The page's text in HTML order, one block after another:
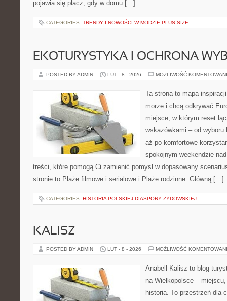
pojawia się płacz, gdy w domu […]
CATEGORIES: TRENDY I NOWOŚCI W MODZIE PLUS SIZE
EKOTURYSTYKA I OCHRONA
POSTED BY ADMIN LUT - 8 - 2026 MOŻLIWOŚĆ
Ta strona to mapa
morze i chcą odkrywać
miejsce, w którym reset
wskazówkami – od wyboru
aż po komfortowe
spokojnym weekendzie
treści, które pomogą Ci zamienić pomysł w dopasowany
stronie to Plaże filmowe i serialowe i Plaże rodzinne. Główną […]
CATEGORIES: HISTORIA POLSKIEJ DIASPORY ŻYDOWSKIEJ
KALISZ
POSTED BY ADMIN LUT - 8 - 2026 MOŻLIWOŚĆ
Anabell Kalisz to blog
na Wielkopolsce –
historią. To przestrzeń dla